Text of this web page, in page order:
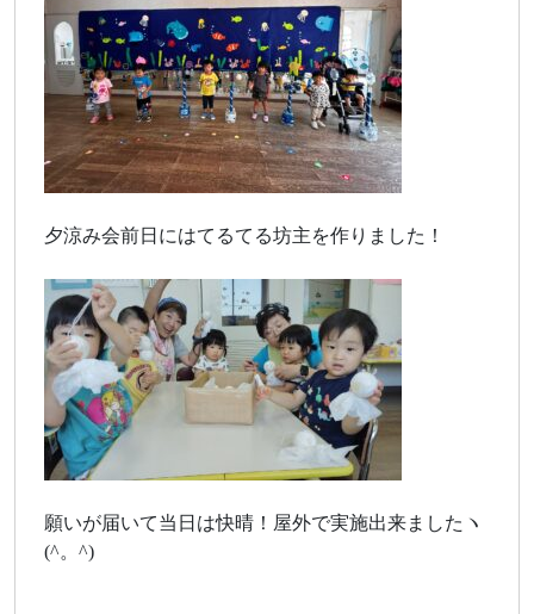
夕涼み会前日にはてるてる坊主を作りました！
願いが届いて当日は快晴！屋外で実施出来ましたヽ
(^。^)